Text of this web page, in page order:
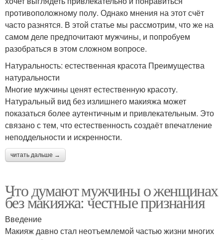
противоположному полу. Однако мнения на этот счёт
часто разнятся. В этой статье мы рассмотрим, что же на
самом деле предпочитают мужчины, и попробуем
разобраться в этом сложном вопросе.
Натуральность: естественная красота Преимущества
натуральности
Многие мужчины ценят естественную красоту.
Натуральный вид без излишнего макияжа может
показаться более аутентичным и привлекательным. Это
связано с тем, что естественность создаёт впечатление
неподдельности и искренности.
читать дальше →
Что думают мужчины о женщинах
без макияжа: честные признания
Введение
Макияж давно стал неотъемлемой частью жизни многих